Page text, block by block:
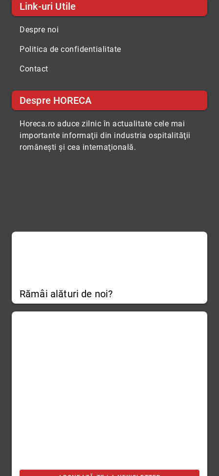
Link-uri Utile
Despre noi
Politica de confidentialitate
Contact
Despre HORECA
Horeca.ro aduce zilnic în actualitate cele mai
importante informaţii din industria ospitalităţii
româneşti şi cea internaţională.
Rămâi alături de noi?